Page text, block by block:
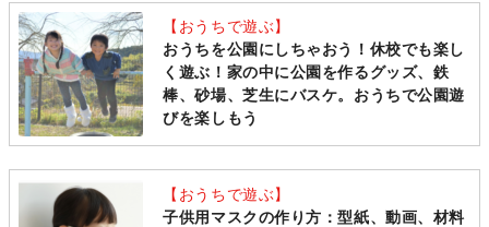
【おうちで遊ぶ】
おうちを公園にしちゃおう！休校でも楽し
く遊ぶ！家の中に公園を作るグッズ、鉄
棒、砂場、芝生にバスケ。おうちで公園遊
びを楽しもう
【おうちで遊ぶ】
子供用マスクの作り方：型紙、動画、材料